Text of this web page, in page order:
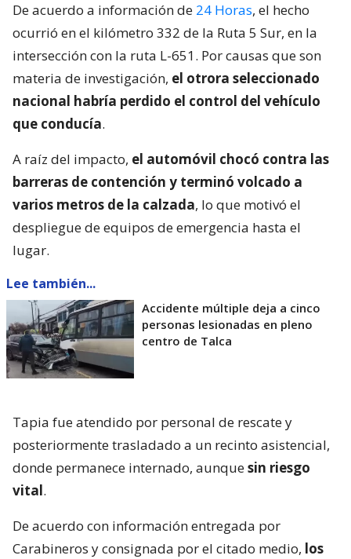
De acuerdo a información de 24 Horas, el hecho
ocurrió en el kilómetro 332 de la Ruta 5 Sur, en la
intersección con la ruta L-651. Por causas que son
materia de investigación, el otrora seleccionado
nacional habría perdido el control del vehículo
que conducía.
A raíz del impacto, el automóvil chocó contra las
barreras de contención y terminó volcado a
varios metros de la calzada, lo que motivó el
despliegue de equipos de emergencia hasta el
lugar.
Lee también...
Accidente múltiple deja a cinco
personas lesionadas en pleno
centro de Talca
Tapia fue atendido por personal de rescate y
posteriormente trasladado a un recinto asistencial,
donde permanece internado, aunquesin riesgo
vital.
De acuerdo con información entregada por
Carabineros y consignada por el citado medio, los